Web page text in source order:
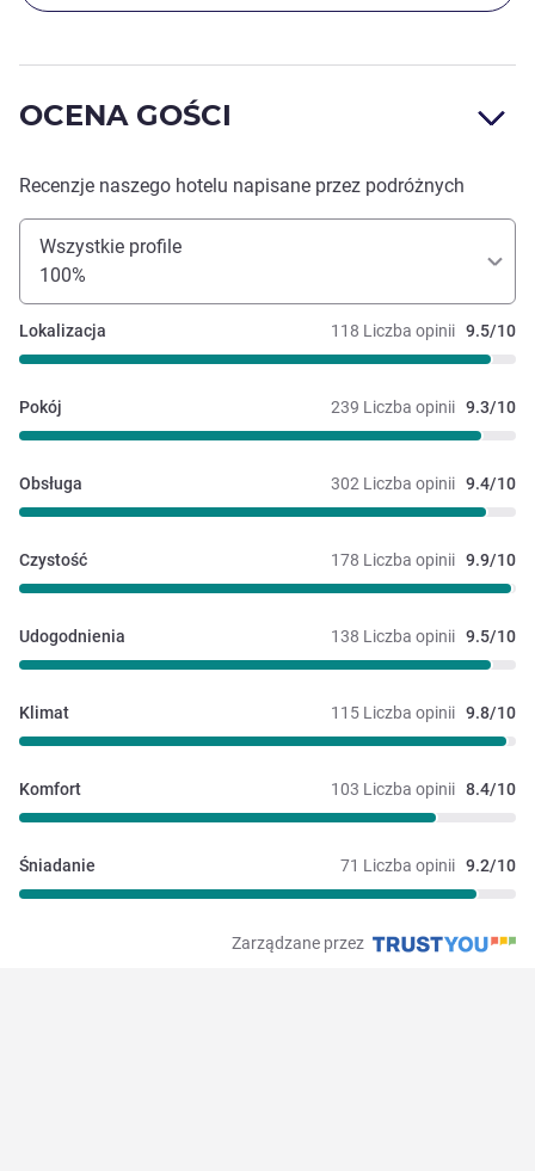
OCENA GOŚCI
Recenzje naszego hotelu napisane przez podróżnych
Wszystkie profile
100%
118 Liczba opinii 9.5/10
Lokalizacja
239 Liczba opinii 9.3/10
Pokój
302 Liczba opinii 9.4/10
Obsługa
178 Liczba opinii 9.9/10
Czystość
138 Liczba opinii 9.5/10
Udogodnienia
115 Liczba opinii 9.8/10
Klimat
103 Liczba opinii 8.4/10
Komfort
71 Liczba opinii 9.2/10
Śniadanie
Zarządzane przez